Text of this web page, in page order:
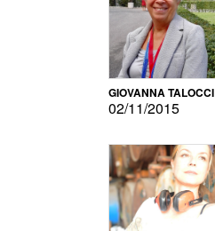
GIOVANNA TALOCCI
02/11/2015